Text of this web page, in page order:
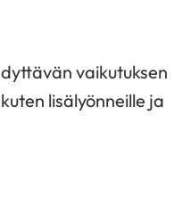
vaikutuksen
lisälyönneille ja